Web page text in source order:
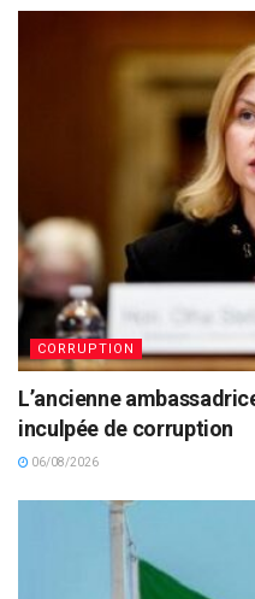
CORRUPTION
L’ancienne
inculpée de corruption
06/08/2026